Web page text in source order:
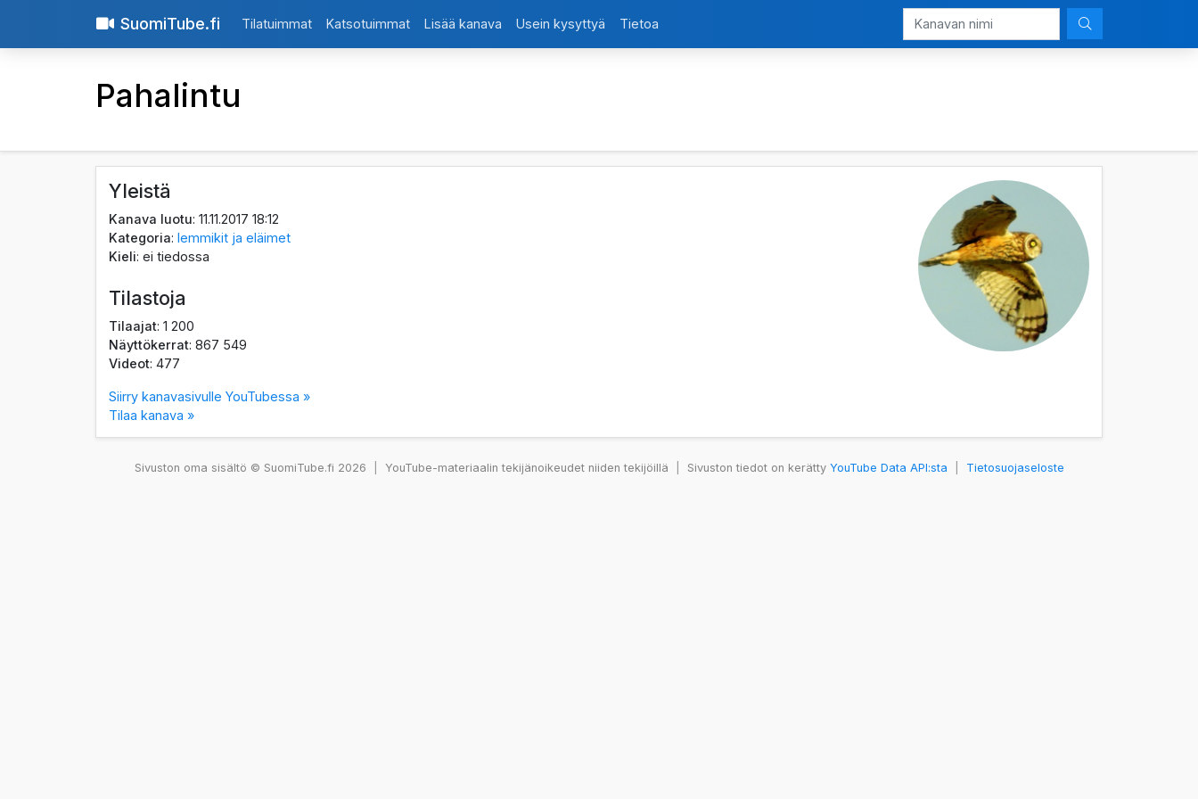
SuomiTube.fi Tilatuimmat Katsotuimmat Lisää kanava Usein kysyttyä Tietoa
Pahalintu
Yleistä
Kanava luotu: 11.11.2017 18:12
Kategoria:lemmikit ja eläimet
Kieli: ei tiedossa
Tilastoja
Tilaajat: 1 200
Näyttökerrat: 867 549
Videot: 477
Siirry kanavasivulle YouTubessa »
Tilaa kanava »
Sivuston oma sisältö © SuomiTube.fi 2026 YouTube-materiaalin tekijänoikeudet niiden tekijöillä Sivuston tiedot on kerätty YouTube Data API:sta Tietosuojaseloste